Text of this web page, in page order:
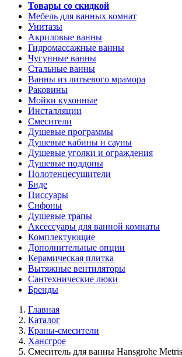
Товары со скидкой
Мебель для ванных комнат
Унитазы
Акриловые ванны
Гидромассажные ванны
Чугунные ванны
Стальные ванны
Ванны из литьевого мрамора
Раковины
Мойки кухонные
Инсталляции
Смесители
Душевые программы
Душевые кабины и сауны
Душевые уголки и ограждения
Душевые поддоны
Полотенцесушители
Биде
Писсуары
Сифоны
Душевые трапы
Аксессуары для ванной комнаты
Комплектующие
Дополнительные опции
Керамическая плитка
Вытяжные вентиляторы
Сантехнические люки
Бренды
Главная
Каталог
Краны-смесители
Хансгрое
Смеситель для ванны Hansgrohe